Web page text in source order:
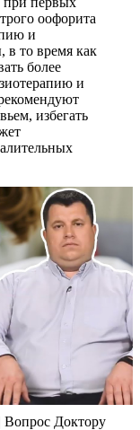
оофорита
и
в то время как
более
и
избегать
Вопрос Доктору